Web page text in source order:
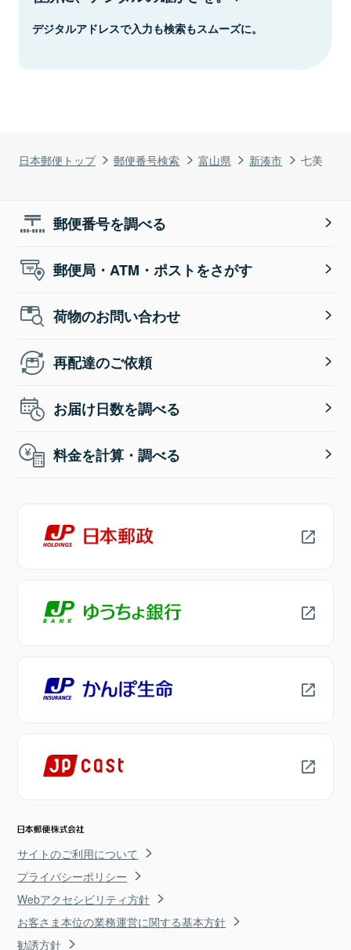
日本郵便トップ 郵便番号検索 富山県 新湊市 七美
デジタルアドレスで入力も検索もスムーズに。
郵便番号を調べる
郵便局・ATM・ポストをさがす
荷物のお問い合わせ
再配達のご依頼
お届け日数を調べる
料金を計算・調べる
サイトのご利用について
プライバシーポリシー
Webアクセシビリティ方針
お客さま本位の業務運営に関する基本方針
勧誘方針